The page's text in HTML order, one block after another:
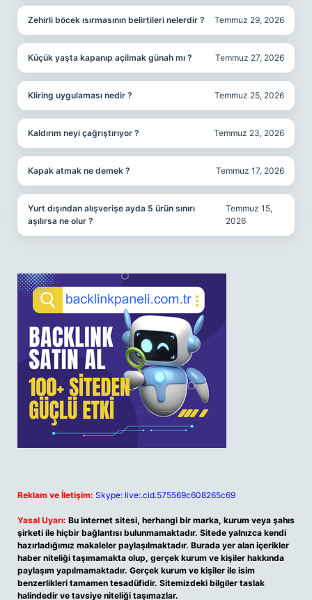
Zehirli böcek ısırmasının belirtileri nelerdir ? Temmuz 29, 2026
Küçük yaşta kapanıp açilmak günah mı ? Temmuz 27, 2026
Kliring uygulaması nedir ? Temmuz 25, 2026
Kaldırım neyi çağrıştırıyor ? Temmuz 23, 2026
Kapak atmak ne demek ? Temmuz 17, 2026
Yurt dışından alışverişe ayda 5 ürün sınırı
aşılırsa ne olur ?
Temmuz 15,
2026
Reklam ve İletişim: Skype: live:.cid.575569c608265c69
Yasal Uyarı: Bu internet sitesi, herhangi bir marka, kurum veya şahıs
şirketi ile hiçbir bağlantısı bulunmamaktadır. Sitede yalnızca kendi
hazırladığımız makaleler paylaşılmaktadır. Burada yer alan içerikler
haber niteliği taşımamakta olup, gerçek kurum ve kişiler hakkında
paylaşım yapılmamaktadır. Gerçek kurum ve kişiler ile isim
benzerlikleri tamamen tesadüfidir. Sitemizdeki bilgiler taslak
halindedir ve tavsiye niteliği taşımazlar.